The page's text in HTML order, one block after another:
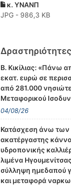
κ. ΥΝΑΝΠ
JPG - 986,3 KB
Δραστηριότητες
Β. Κικίλιας: «Πάνω
εκατ. ευρώ σε
από 281.000
Μεταφορικού
04/08/26
Κατάσχεση άνω των
ακατέργαστης
υδροπονικής
λιμένα
σύλληψη ημεδαπού
και μεταφορά